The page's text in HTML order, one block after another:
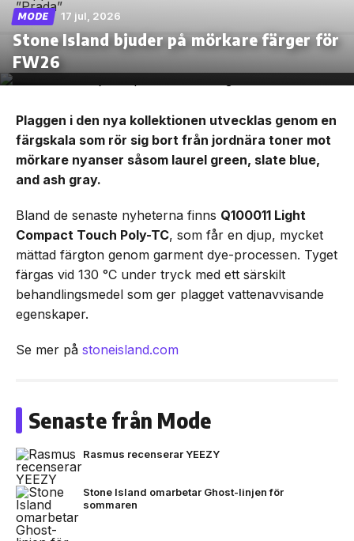
MODE 17 jul, 2026
Stone Island bjuder på mörkare färger för
FW26
Plaggen i den nya kollektionen utvecklas genom en
färgskala som rör sig bort från jordnära toner mot
mörkare nyanser såsom laurel green, slate blue,
and ash gray.
Bland de senaste nyheterna finns Q100011 Light
Compact Touch Poly-TC, som får en djup, mycket
mättad färgton genom garment dye-processen. Tyget
färgas vid 130 °C under tryck med ett särskilt
behandlingsmedel som ger plagget vattenavvisande
egenskaper.
Se mer på stoneisland.com
Senaste från Mode
Rasmus recenserar YEEZY
Stone Island omarbetar Ghost-linjen för
sommaren